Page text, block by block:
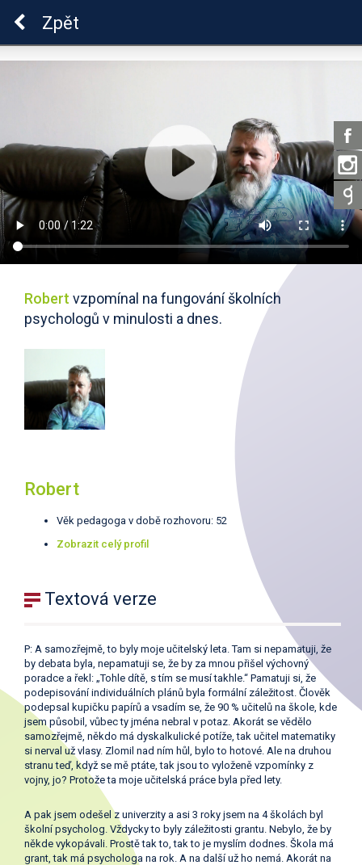
Zpět
Robert vzpomínal na fungování školních
psychologů v minulosti a dnes.
Robert
Věk pedagoga v době rozhovoru: 52
Zobrazit celý profil
Textová verze
P: A samozřejmě, to byly moje učitelský leta. Tam si nepamatuji, že
by debata byla, nepamatuji se, že by za mnou přišel výchovný
poradce a řekl: „Tohle dítě, s tím se musí takhle.“ Pamatuji si, že
podepisování individuálních plánů byla formální záležitost. Člověk
podepsal kupičku papírů a vsadím se, že 90 % učitelů na škole, kde
jsem působil, vůbec ty jména nebral v potaz. Akorát se vědělo
samozřejmě, někdo má dyskalkulické potíže, tak učitel matematiky
si nerval už vlasy. Zlomil nad ním hůl, bylo to hotové. Ale na druhou
stranu teď, když se mě ptáte, tak jsou to vyloženě vzpomínky z
vojny, jo? Protože ta moje učitelská práce byla před lety.
A pak jsem odešel z univerzity a asi 3 roky jsem na 4 školách byl
školní psycholog. Vždycky to byly záležitosti grantu. Nebylo, že by
někde vykopávali. Prostě tak to, tak to je myslím dodnes. Škola má
grant, tak má psychologa na rok. A na další už ho nemá. Akorát na